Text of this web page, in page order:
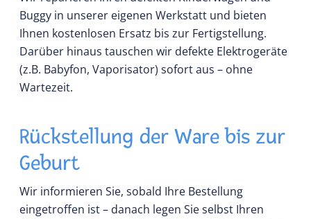
Buggy in unserer eigenen Werkstatt und bieten
Ihnen kostenlosen Ersatz bis zur Fertigstellung.
Darüber hinaus tauschen wir defekte Elektrogeräte
(z.B. Babyfon, Vaporisator) sofort aus – ohne
Wartezeit.
Rückstellung der Ware bis zur
Geburt
Wir informieren Sie, sobald Ihre Bestellung
eingetroffen ist – danach legen Sie selbst Ihren